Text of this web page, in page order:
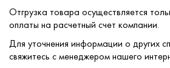
Отгрузка товара осуществляется
оплаты на расчетный счет компании.
Для уточнения информации о других
свяжитесь с менеджером нашего